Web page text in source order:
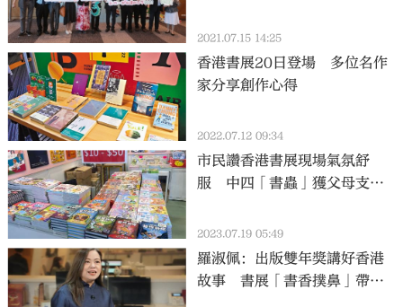
2021.07.15 14:25
香港書展20日登場 多位名作
家分享創作心得
2022.07.12 09:34
市民讚香港書展現場氣氛舒
服 中四「書蟲」獲父母支持
2023.07.19 05:49
羅淑佩：出版雙年獎講好香港
故事 書展「書香撲鼻」帶動